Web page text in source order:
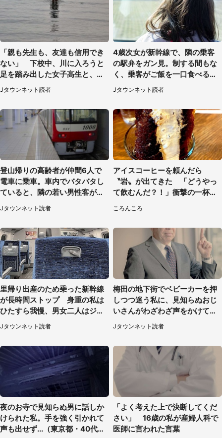
「親も先生も、友達も信用でき
ない」 下校中、川に入ろうと
足を踏み出した女子高生と、彼
女を止めた予想外の存在
Jタウンネット読者
4歳次女が新幹線で、隣の乗客
の駅弁をガン見。制する間もな
く、乗客がご飯を一口食べると
（茨城県・50代女性）
Jタウンネット読者
登山帰りの高齢者が仲間6人で
電車に乗車。車内でバタバタし
ていると、隣の若い男性客が
（神奈川県・70代女性）
Jタウンネット読者
アイスコーヒーを頼んだら
〝岩〟が出てきた 「どうやっ
て飲むんだ？！」衝撃の一杯が
ころんころ
里帰り出産のため乗った新幹線
が長時間ストップ 身重の私は
ひたすら我慢、男女二人はジュ
ースを買ってきて（50代女性）
Jタウンネット読者
梅田の地下街でベビーカーを押
しつつ迷う私に、見知らぬおじ
いさんがわざわざ声をかけてき
て（兵庫県・30代女性）
Jタウンネット読者
夜のお寺で見知らぬ男に話しか
けられた私。手を強く引かれて
声も出せず...（東京都・40代女
「よく考えた上で決断してくだ
さい」 16歳の私が産婦人科で
医師に言われた言葉